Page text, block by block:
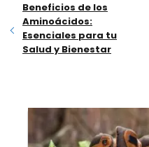
Beneficios de los
Aminoácidos:
Esenciales para tu
Salud y Bienestar